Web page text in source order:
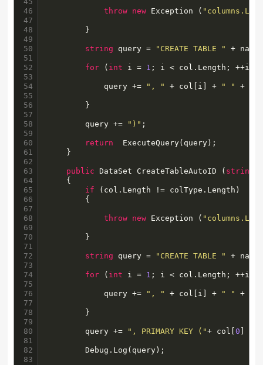
46
47
48
49
50
51
52
53
54
55
56
57
58
59
60
61
62
63
64
65
66
67
68
69
70
71
72
73
74
75
76
77
78
79
80
81
82
83
throw new Exception (
        }
string query = "CREATE TABLE " +
for ( int i = 1 ; i < col.Length; ++i)
            query +=
", " + col[i] + " " +
        }
        query +=
")" ;
return
  ExecuteQuery(query);
    }
public DataSet CreateTableAutoID ( string
    {
if (col.Length != colType.Length)
throw new Exception (
        }
string query = "CREATE TABLE " +
for ( int i = 1 ; i < col.Length; ++i)
            query +=
", " + col[i] + " " +
        }
        query +=
", PRIMARY KEY ("+ col[0
		Debug.Log(query);